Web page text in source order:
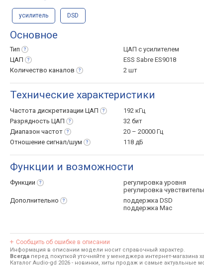
усилитель DSD
Основное
Тип
ЦАП с усилителем
ЦАП
ESS Sabre ES9018
Количество каналов 2 шт
Технические характеристики
Частота дискретизации ЦАП
192 кГц
Разрядность ЦАП
32 бит
Диапазон частот
20 – 20000 Гц
Отношение сигнал/шум 118 дБ
Функции и возможности
Функции
регулировка уровня
регулировка
Дополнительно
поддержка DSD
поддержка Mac
Сообщить об ошибке в описании
Информация в описании модели носит справочный характер.
Всегда перед покупкой уточняйте у менеджера интернет-магазина
Каталог Audio-gd 2026 - новинки, хиты продаж и самые актуальные